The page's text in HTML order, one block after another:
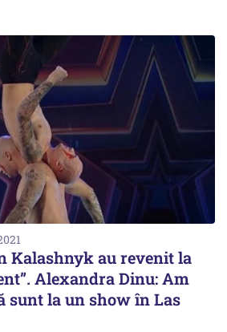
Kalashnyk au revenit la
Alexandra Dinu: Am
sunt la un show în Las